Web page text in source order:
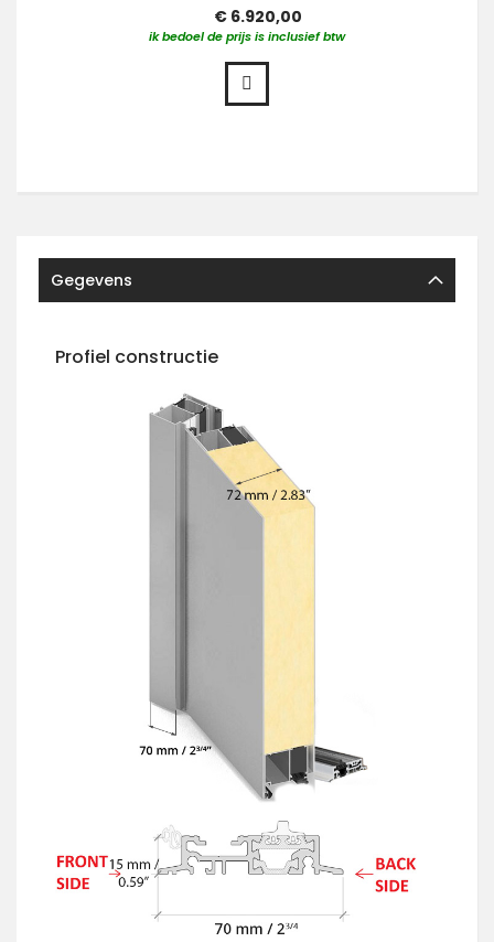
€ 6.920,00
ik bedoel de prijs is inclusief btw
Gegevens